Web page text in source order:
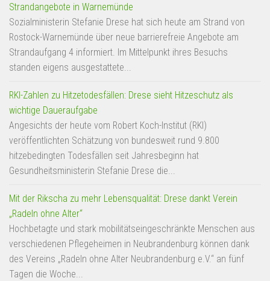
Strandangebote in Warnemünde
Sozialministerin Stefanie Drese hat sich heute am Strand von
Rostock-Warnemünde über neue barrierefreie Angebote am
Strandaufgang 4 informiert. Im Mittelpunkt ihres Besuchs
standen eigens ausgestattete...
RKI-Zahlen zu Hitzetodesfällen: Drese sieht Hitzeschutz als
wichtige Daueraufgabe
Angesichts der heute vom Robert Koch-Institut (RKI)
veröffentlichten Schätzung von bundesweit rund 9.800
hitzebedingten Todesfällen seit Jahresbeginn hat
Gesundheitsministerin Stefanie Drese die...
Mit der Rikscha zu mehr Lebensqualität: Drese dankt Verein
„Radeln ohne Alter“
Hochbetagte und stark mobilitätseingeschränkte Menschen aus
verschiedenen Pflegeheimen in Neubrandenburg können dank
des Vereins „Radeln ohne Alter Neubrandenburg e.V.“ an fünf
Tagen die Woche...